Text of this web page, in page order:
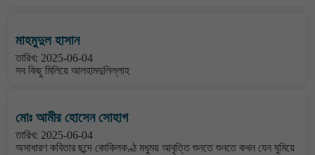
মাহমুদুল হাসান
তারিখ: 2025-06-04
সব কিছু মিলিয়ে আলহামদুলিল্লাহ
মোঃ আমীর হোসেন সোহাগ
তারিখ: 2025-06-04
অসাধারণ কবিতার ছন্দে কোকিলকণ্ঠ মধুময় আবৃত্তি শুনতে শুনতে কখন যেন ঘুমিয়ে